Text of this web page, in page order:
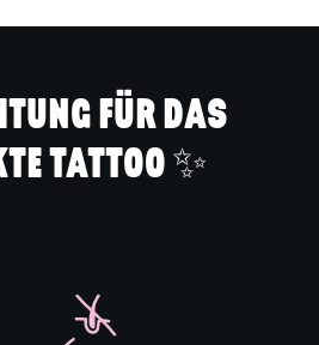
FÜR DAS
TATTOO ✨